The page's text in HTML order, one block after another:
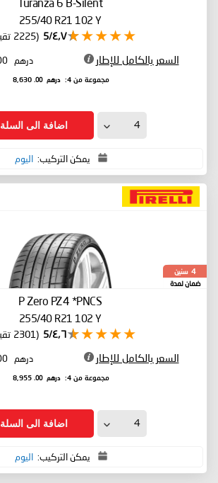
255/40 R21 102 Y
٤٫٧/5 (2225 تقييم)
السعر بالكامل للإطار درهم 2,158
مجموعة من 4: درهم 8,630
.00
اضافة الى السلة
يمكن التركيب: اليوم
4 سنين
ضمان لمدة
P Zero PZ4 *PNCS
255/40 R21 102 Y
٤٫٦/5 (2301 تقييم)
السعر بالكامل للإطار درهم 2,239
مجموعة من 4: درهم 8,955
.00
اضافة الى السلة
يمكن التركيب: اليوم